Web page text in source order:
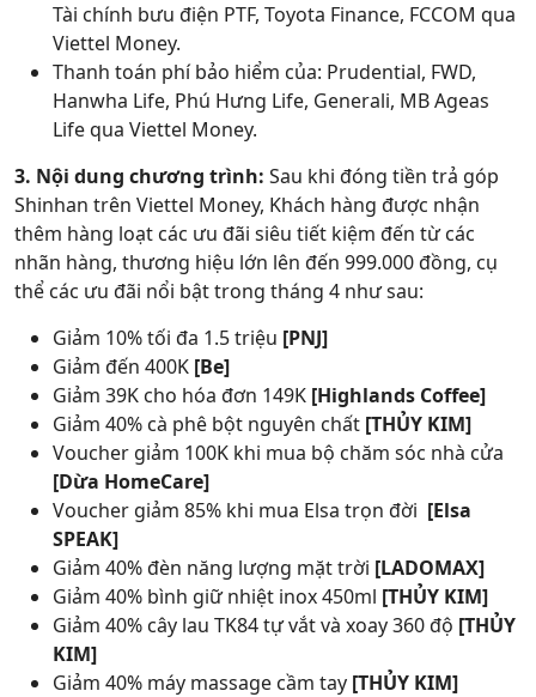
Tài chính bưu điện PTF, Toyota Finance, FCCOM qua
Viettel Money.
Thanh toán phí bảo hiểm của: Prudential, FWD,
Hanwha Life, Phú Hưng Life, Generali, MB Ageas
Life qua Viettel Money.
3. Nội dung chương trình: Sau khi đóng tiền trả góp
Shinhan trên Viettel Money, Khách hàng được nhận
thêm hàng loạt các ưu đãi siêu tiết kiệm đến từ các
nhãn hàng, thương hiệu lớn lên đến 999.000 đồng, cụ
thể các ưu đãi nổi bật trong tháng 4 như sau:
Giảm 10% tối đa 1.5 triệu [PNJ]
Giảm đến 400K [Be]
Giảm 39K cho hóa đơn 149K [Highlands Coffee]
Giảm 40% cà phê bột nguyên chất [THỦY KIM]
Voucher giảm 100K khi mua bộ chăm sóc nhà cửa
[Dừa HomeCare]
Voucher giảm 85% khi mua Elsa trọn đời [Elsa
SPEAK]
Giảm 40% đèn năng lượng mặt trời [LADOMAX]
Giảm 40% bình giữ nhiệt inox 450ml [THỦY KIM]
Giảm 40% cây lau TK84 tự vắt và xoay 360 độ [THỦY
KIM]
Giảm 40% máy massage cầm tay [THỦY KIM]